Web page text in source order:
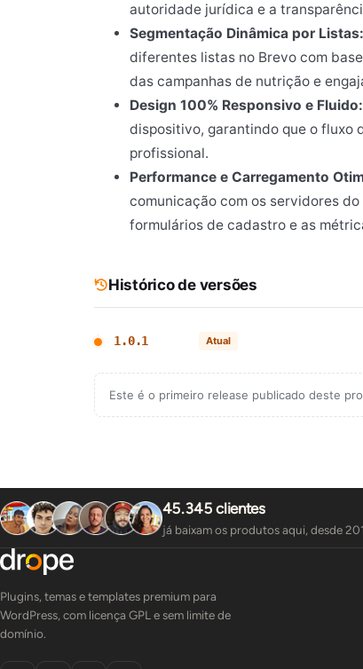
autoridade jurídica e a
Segmentação Dinâmica por Listas:
diferentes listas no Brevo com
das campanhas de nutrição e
Design 100% Responsivo e Fluido:
dispositivo, garantindo que o fluxo
profissional.
Performance e Carregamento
comunicação com os servidores
formulários de cadastro e as
Histórico de versões
1.0.1 Atual
Este é o primeiro release publicado deste
45.345 clientes
já baixam os produtos aqui, desde
Plugins, temas e templates premium para
WordPress, com licença GPL e sem limite de
domínio.